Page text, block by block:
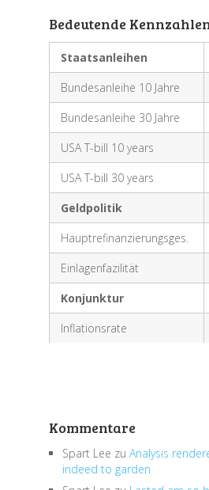
Bedeutende Kennzahlen
Staatsanleihen
Bundesanleihe 10 Jahre
Bundesanleihe 30 Jahre
USA T-bill 10 years
USA T-bill 30 years
Geldpolitik
Hauptrefinanzierungsges.
Einlagenfazilität
Konjunktur
Inflationsrate
Kommentare
Spart Lee zu Analysis
indeed to garden